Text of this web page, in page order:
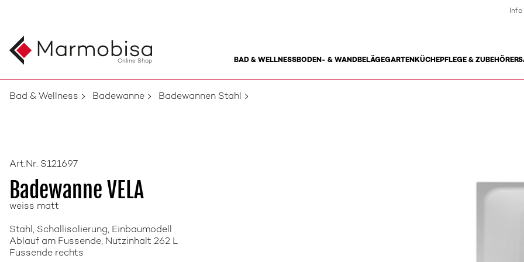
Online Shop BAD & WELLNESSBODEN- & WANDBELÄGEGARTENKÜCHEPFLEGE & ZUBEHÖR
Info
Bad & Wellness Badewanne Badewannen Stahl
Art.Nr. S121697
Badewanne VELA
weiss matt
Stahl, Schallisolierung, Einbaumodell
Ablauf am Fussende, Nutzinhalt 262 L
Fussende rechts